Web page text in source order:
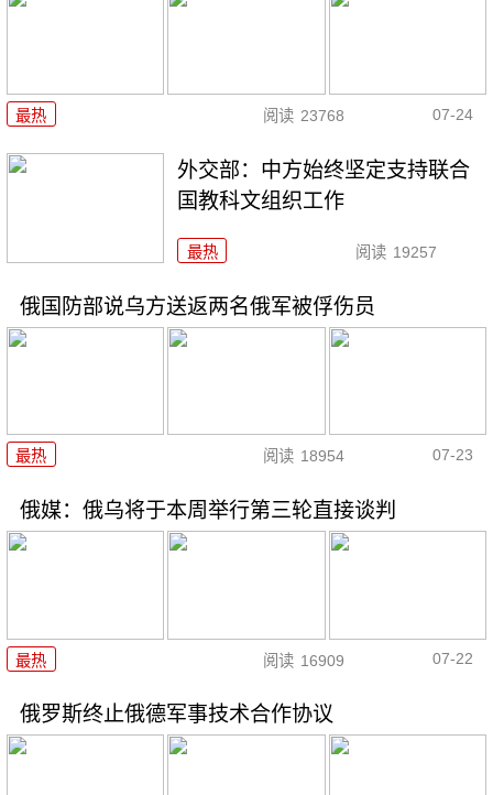
最热 阅读 23768 07-24
外交部：中方始终坚定支持联合
国教科文组织工作
最热 阅读 19257
俄国防部说乌方送返两名俄军被俘伤员
最热 阅读 18954 07-23
俄媒：俄乌将于本周举行第三轮直接谈判
最热 阅读 16909 07-22
俄罗斯终止俄德军事技术合作协议